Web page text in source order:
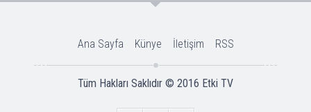
Ana Sayfa Künye İletişim RSS
Tüm Hakları Saklıdır © 2016 Etki TV